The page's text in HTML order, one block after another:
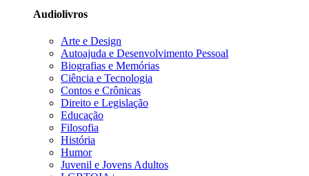
Audiolivros
Arte e Design
Autoajuda e Desenvolvimento Pessoal
Biografias e Memórias
Ciência e Tecnologia
Contos e Crônicas
Direito e Legislação
Educação
Filosofia
História
Humor
Juvenil e Jovens Adultos